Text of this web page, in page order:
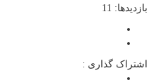
بازدیدها: 11
اشتراک گذاری :